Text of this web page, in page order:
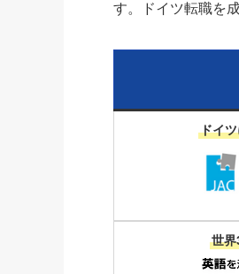
す。ドイツ転職を
ドイ
世界